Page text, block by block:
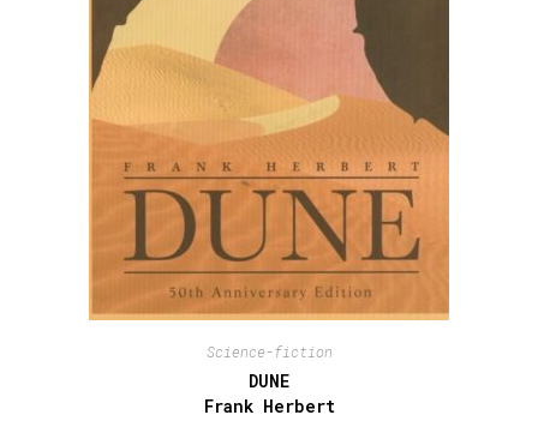
Science-fiction
DUNE
Frank Herbert